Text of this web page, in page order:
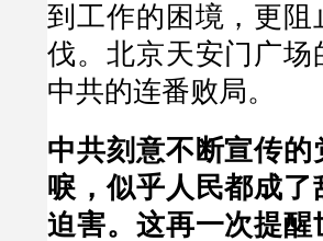
到工作的困境，更
伐。北京天安门广
中共的连番败局。
中共刻意不断宣传
唳，似乎人民都成
迫害。这再一次提